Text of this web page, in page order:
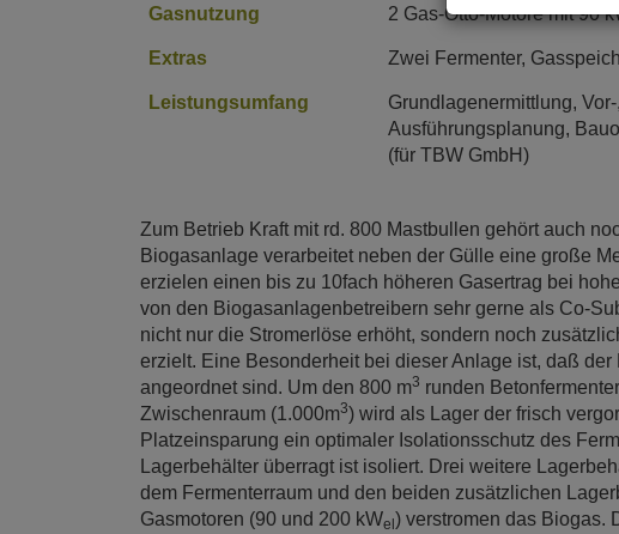
Gasnutzung 2 Gas-Otto-Motore mit 90
Extras Zwei Fermenter,
Leistungsumfang
Grundlagenermittlung,
Ausführungsplanung,
(für TBW GmbH)
Zum Betrieb Kraft mit rd. 800 Mastbullen gehört auch
Biogasanlage verarbeitet neben der Gülle eine große
erzielen einen bis zu 10fach höheren Gasertrag bei
von den Biogasanlagenbetreibern sehr gerne als Co-
nicht nur die Stromerlöse erhöht, sondern noch
erzielt. Eine Besonderheit bei dieser Anlage ist, daß
angeordnet sind. Um den 800 m3 runden
Zwischenraum (1.000m3) wird als Lager der frisch
Platzeinsparung ein optimaler Isolationsschutz des
Lagerbehälter überragt ist isoliert. Drei weitere
dem Fermenterraum und den beiden zusätzlichen
Gasmotoren (90 und 200 kWel ) verstromen das Biogas.